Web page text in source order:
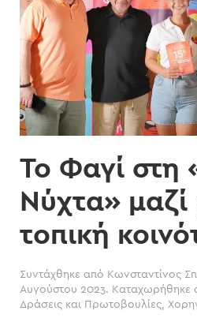
Το Φαγί στη
Νύχτα» μαζί
τοπική
Συντάχθηκε από Κωνσταντίνος
Αυγούστου 2023. Καταχωρήθηκε
Δράσεις και Πρωτοβουλίες,